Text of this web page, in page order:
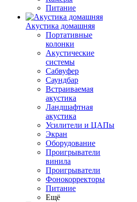
Питание
Акустика домашняя
Портативные
колонки
Акустические
системы
Сабвуфер
Саундбар
Встраиваемая
акустика
Ландшафтная
акустика
Усилители и ЦАПы
Экран
Оборудование
Проигрыватели
винила
Проигрыватели
Фонокорректоры
Питание
Ещё